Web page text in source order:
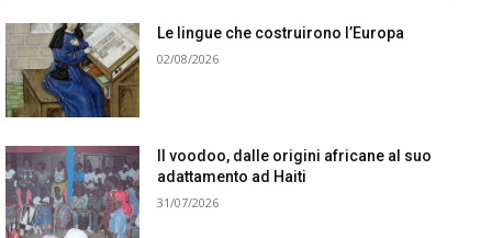
Le lingue che costruirono l’Europa
02/08/2026
Il voodoo, dalle origini africane al suo
adattamento ad Haiti
31/07/2026